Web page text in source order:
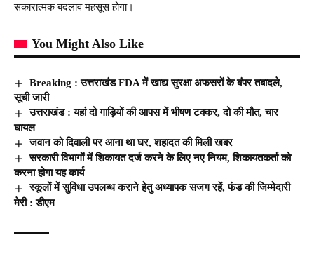
सकारात्मक बदलाव महसूस होगा।
You Might Also Like
Breaking : उत्तराखंड FDA में खाद्य सुरक्षा अफसरों के बंपर तबादले,
सूची जारी
उत्तराखंड : यहां दो गाड़ियों की आपस में भीषण टक्कर, दो की मौत, चार
घायल
जवान को दिवाली पर आना था घर, शहादत की मिली खबर
सरकारी विभागों में शिकायत दर्ज करने के लिए नए नियम, शिकायतकर्ता को
करना होगा यह कार्य
स्कूलों में सुविधा उपलब्ध कराने हेतु अध्यापक सजग रहें, फंड की जिम्मेदारी
मेरी : डीएम